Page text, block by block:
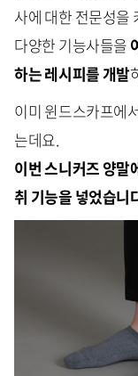
사에 대한 전문성을
다양한 기능사들을
하는레시피를 개발
이미 윈드스카프에
는데요.
이번 스니커즈 양말
취 기능을 넣었습니